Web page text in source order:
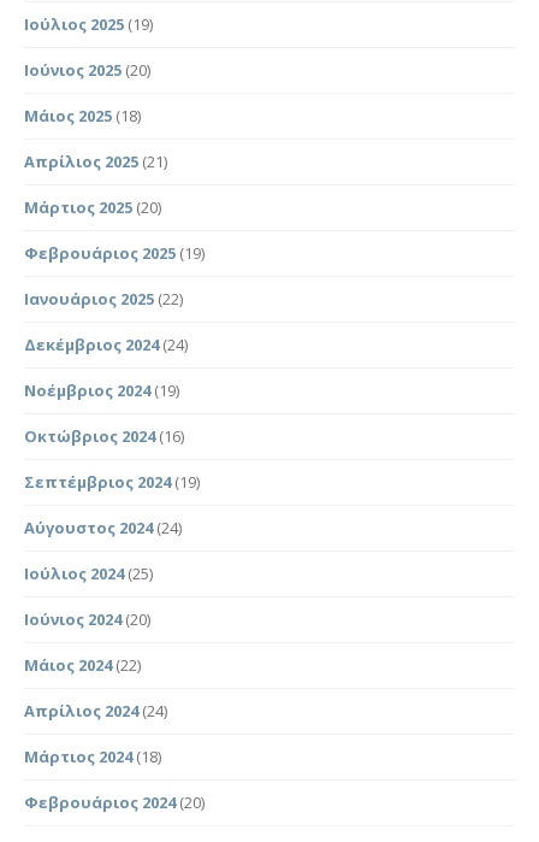
Ιούλιος 2025 (19)
Ιούνιος 2025 (20)
Μάιος 2025 (18)
Απρίλιος 2025 (21)
Μάρτιος 2025 (20)
Φεβρουάριος 2025 (19)
Ιανουάριος 2025 (22)
Δεκέμβριος 2024(24)
Νοέμβριος 2024(19)
Οκτώβριος 2024(16)
Σεπτέμβριος 2024(19)
Αύγουστος 2024(24)
Ιούλιος 2024(25)
Ιούνιος 2024(20)
Μάιος 2024(22)
Απρίλιος 2024(24)
Μάρτιος 2024(18)
Φεβρουάριος 2024(20)